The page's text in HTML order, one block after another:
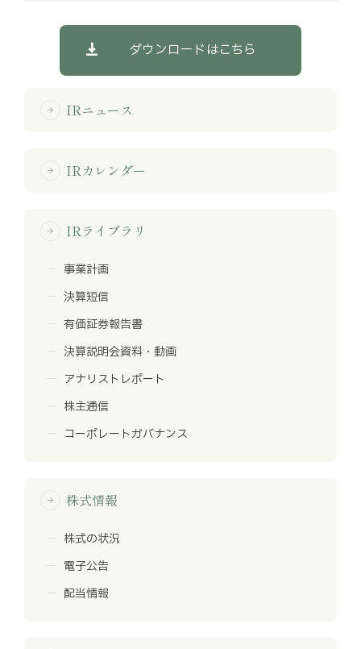
ダウンロードはこちら
arrow_forward IRニュース
arrow_forward IRカレンダー
arrow_forward IRライブラリ
事業計画
決算短信
有価証券報告書
決算説明会資料・動画
アナリストレポート
株主通信
コーポレートガバナンス
arrow_forward 株式情報
株式の状況
電子公告
配当情報